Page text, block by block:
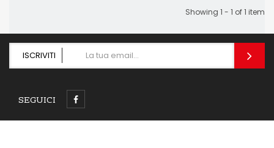
Showing 1 - 1 of 1 item
ISCRIVITI
SEGUICI